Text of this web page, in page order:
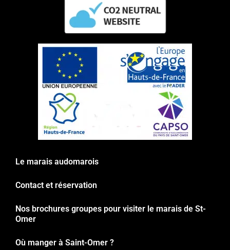
Le marais audomarois
Contact et réservation
Nos brochures groupes pour visiter le marais de St-
Omer
Où manger à Saint-Omer ?